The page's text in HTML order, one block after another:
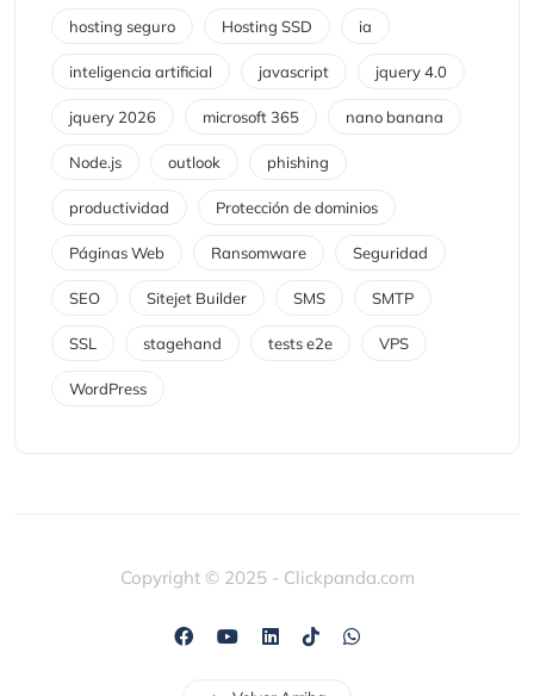
hosting seguro Hosting SSD ia
inteligencia artificial javascript jquery 4.0
jquery 2026 microsoft 365 nano banana
Node.js outlook phishing
productividad Protección de dominios
Páginas Web Ransomware Seguridad
SEO Sitejet Builder SMS SMTP
SSL stagehand tests e2e VPS
WordPress
Copyright © 2025 - Clickpanda.com